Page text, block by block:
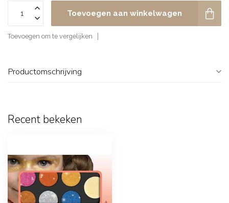
Toevoegen aan winkelwagen
Toevoegen om te vergelijken
Productomschrijving
Recent bekeken